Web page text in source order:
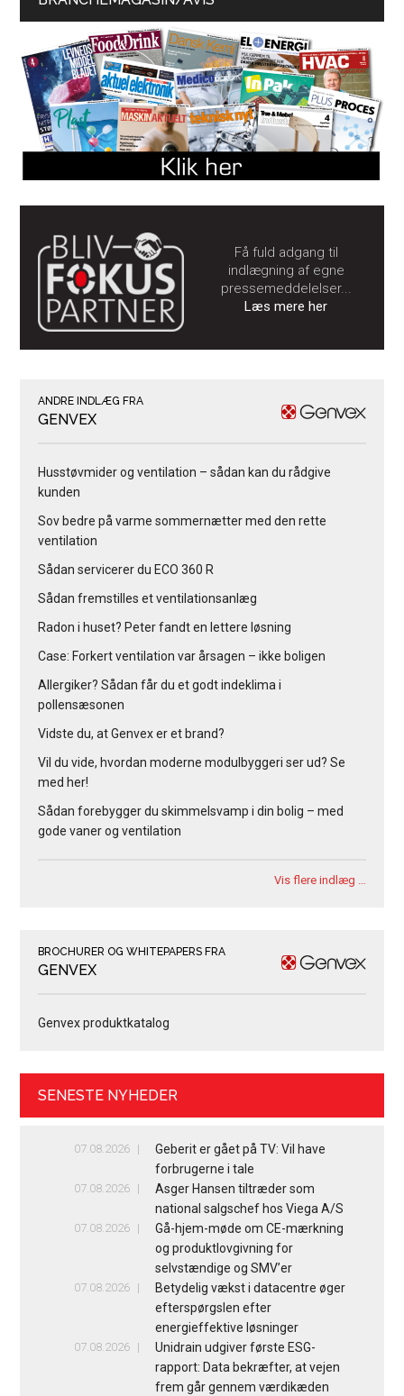
Få fuld adgang til
indlægning af egne
pressemeddelelser...
Læs mere her
ANDRE INDLÆG FRA
GENVEX
Husstøvmider og ventilation – sådan kan du rådgive
kunden
Sov bedre på varme sommernætter med den rette
ventilation
Sådan servicerer du ECO 360 R
Sådan fremstilles et ventilationsanlæg
Radon i huset? Peter fandt en lettere løsning
Case: Forkert ventilation var årsagen – ikke boligen
Allergiker? Sådan får du et godt indeklima i
pollensæsonen
Vidste du, at Genvex er et brand?
Vil du vide, hvordan moderne modulbyggeri ser ud? Se
med her!
Sådan forebygger du skimmelsvamp i din bolig – med
gode vaner og ventilation
Vis flere indlæg …
BROCHURER OG WHITEPAPERS FRA
GENVEX
Genvex produktkatalog
SENESTE NYHEDER
07.08.2026
Geberit er gået på TV: Vil have
forbrugerne i tale
07.08.2026
Asger Hansen tiltræder som
national salgschef hos Viega A/S
07.08.2026
Gå-hjem-møde om CE-mærkning
og produktlovgivning for
selvstændige og SMV’er
07.08.2026
Betydelig vækst i datacentre øger
efterspørgslen efter
energieffektive løsninger
07.08.2026
Unidrain udgiver første ESG-
rapport: Data bekræfter, at vejen
frem går gennem værdikæden